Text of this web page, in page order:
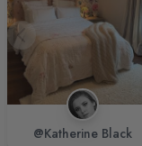
@Katherine Black